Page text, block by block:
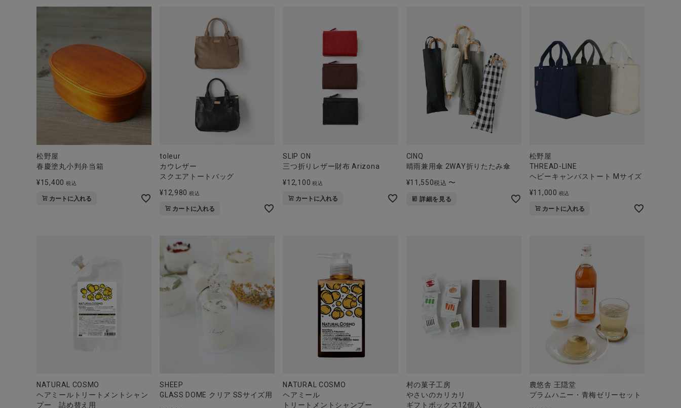
松野屋
春慶塗丸小判弁当箱
¥15,400 税込
カートに入れる
toleur
カウレザー
スクエアトートバッグ
¥12,980 税込
カートに入れる
SLIP ON
三つ折りレザー財布 Arizona
¥12,100 税込
カートに入れる
CINQ
晴雨兼用傘 2WAY折りたたみ傘
¥11,550税込 〜
詳細を見る
松野屋
THREAD-LINE
ヘビーキャンバストート Mサイズ
¥11,000 税込
カートに入れる
NATURAL COSMO
ヘアミールトリートメントシャン
プー 詰め替え用
SHEEP
GLASS DOME クリア SSサイズ用
NATURAL COSMO
ヘアミール
トリートメントシャンプー
村の菓子工房
やさいのカリカリ
ギフトボックス12個入
農悠舎 王隠堂
プラムハニー・青梅ゼリーセット